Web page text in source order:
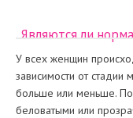
Являются ли
У всех женщин
зависимости от стадии
больше или меньше.
беловатыми или